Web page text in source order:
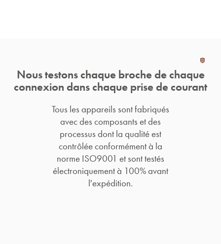
Nous testons chaque broche de chaque
connexion dans chaque prise de courant
Tous les appareils sont fabriqués
avec des composants et des
processus dont la qualité est
contrôlée conformément à la
norme ISO9001 et sont testés
électroniquement à 100% avant
l'expédition.